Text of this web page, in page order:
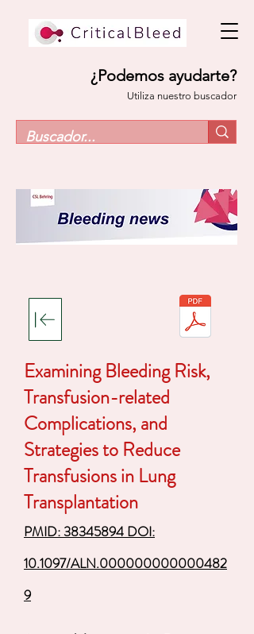
¿Podemos ayudarte?
Utiliza nuestro buscador
Examining Bleeding Risk,
Transfusion-related
Complications, and
Strategies to Reduce
Transfusions in Lung
Transplantation
PMID: 38345894 DOI:
10.1097/ALN.000000000000482
9